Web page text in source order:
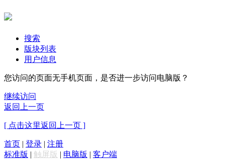
搜索
版块列表
用户信息
您访问的页面无手机页面，是否进一步访问电脑版？
继续访问
返回上一页
[ 点击这里返回上一页 ]
首页 | 登录 | 注册
标准版 | 触屏版 | 电脑版 | 客户端